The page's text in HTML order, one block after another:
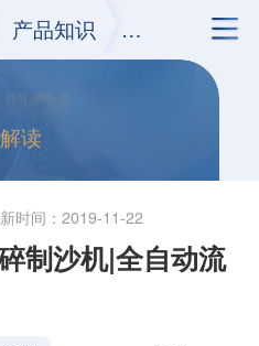
产品知识 正文
读
时间：2019-11-22
制沙机|全自动流